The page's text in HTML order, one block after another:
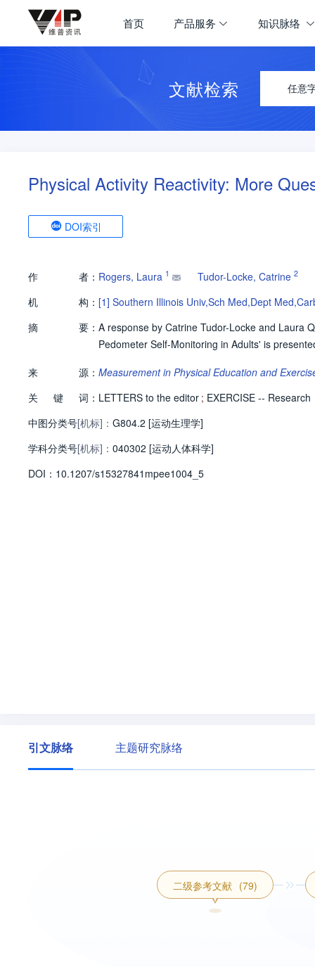
首页 产品服务 知识脉络
文献检索 任意
Physical Activity Reactivity: More
DOI索引
作 者： Rogers, Laura 1 Tudor-Locke, Catrine 2
机 构： [1] Southern Illinois Univ,Sch Med,Dept
摘
要： A response by Catrine Tudor-Locke and Laura
Pedometer Self-Monitoring in Adults' is
来
源： Measurement in Physical Education and
关
键 词： LETTERS to the editor ; EXERCISE -- Research
中图分类号[机标]： G804.2 [运动生理学]
学科分类号[机标]： 040302 [运动人体科学]
DOI： 10.1207/s15327841mpee1004_5
引文脉络 主题研究脉络
二级参考文献 (79)